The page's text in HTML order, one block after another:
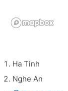
Ha Tinh
Nghe An